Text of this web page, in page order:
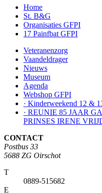
Home
St. B&G
Organisaties GFPI
17 Painfbat GFPI
Veteranenzorg
Vaandeldrager
Nieuws
Museum
Agenda
Webshop GFPI
· Kinderweekend 12 &
· REUNIE 85 JAAR
PRINSES IRENE
CONTACT
Postbus 33
5688 ZG Oirschot
T
0889-515682
E